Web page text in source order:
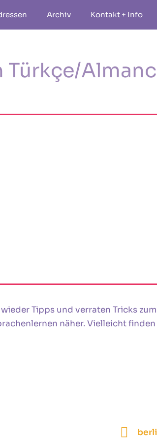
Archiv Kontakt + Info
Tipps und verraten Tricks zum
näher. Vielleicht